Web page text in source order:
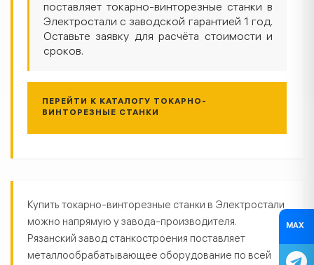
поставляет токарно-винторезные станки в
Электростали с заводской гарантией 1 год.
Оставьте заявку для расчёта стоимости и
сроков.
ПЕРЕЙТИ К КАТАЛОГУ ТОКАРНО-
ВИНТОРЕЗНЫЕ СТАНКИ
Токарно-винторезные станки в
Купить токарно-винторезные станки в Электростали
можно напрямую у завода-производителя.
Рязанский завод станкостроения поставляет
металлообрабатывающее оборудование по всей
MAX